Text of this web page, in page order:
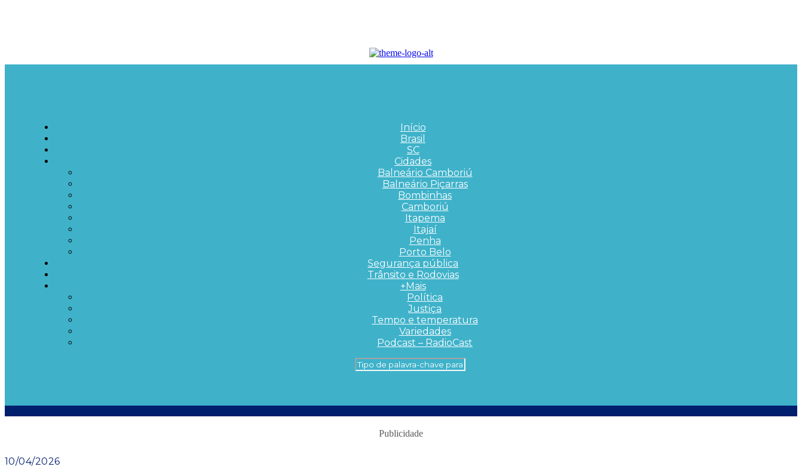
Início
Brasil
SC
Cidades
Balneário Camboriú
Balneário Piçarras
Bombinhas
Camboriú
Itapema
Itajaí
Penha
Porto Belo
Segurança pública
Trânsito e Rodovias
+Mais
Política
Justiça
Tempo e temperatura
Variedades
Podcast – RadioCast
Publicidade
10/04/2026